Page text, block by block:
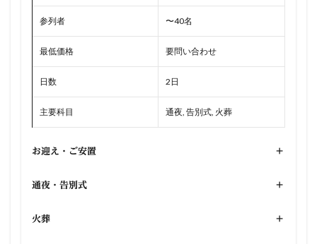
参列者 〜40名
最低価格 要問い合わせ
日数 2日
主要科目 通夜, 告別式, 火葬
お迎え・ご安置 +
通夜・告別式 +
火葬 +